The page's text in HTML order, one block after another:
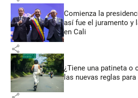
Comienza la
así fue el juramento y
en Cali
share
¿Tiene una patineta o
las nuevas reglas